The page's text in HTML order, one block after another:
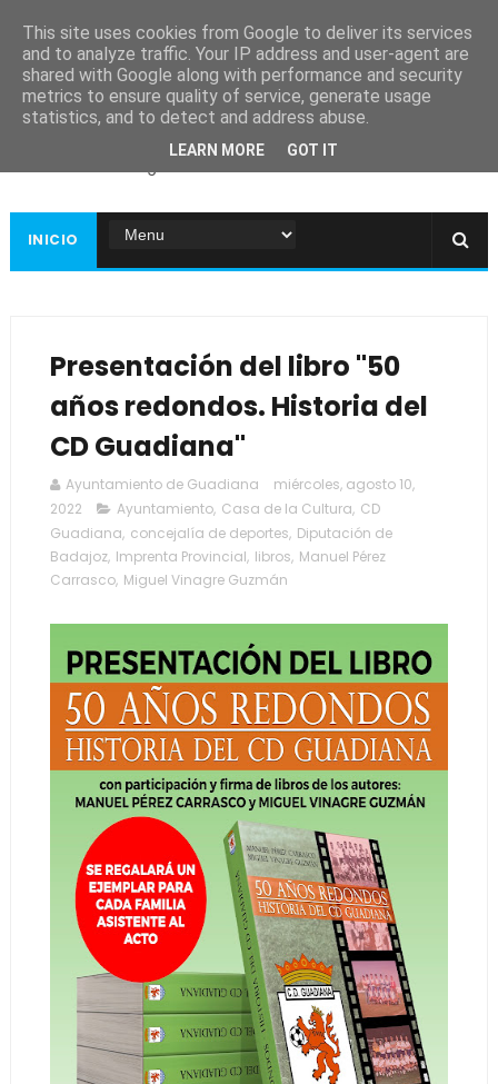
Ayuntamiento de
Guadiana
INICIO
Presentación del libro "50
años redondos. Historia del
CD Guadiana"
Ayuntamiento de Guadiana
miércoles, agosto 10,
2022
Ayuntamiento, Casa de la Cultura, CD
Guadiana, concejalía de deportes, Diputación de
Badajoz, Imprenta Provincial, libros, Manuel Pérez
Carrasco, Miguel Vinagre Guzmán
This site uses cookies from Google to deliver its services
and to analyze traffic. Your IP address and user-agent are
shared with Google along with performance and security
metrics to ensure quality of service, generate usage
statistics, and to detect and address abuse.
LEARN MORE GOT IT